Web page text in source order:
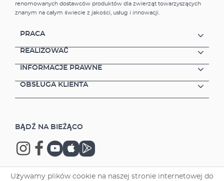
renomowanych dostawców produktów dla zwierząt towarzyszących
znanym na całym świecie z jakości, usług i innowacji.
PRACA
REALIZOWAĆ
INFORMACJE PRAWNE
OBSŁUGA KLIENTA
BĄDŹ NA BIEŻĄCO
Używamy plików cookie na naszej stronie internetowej do